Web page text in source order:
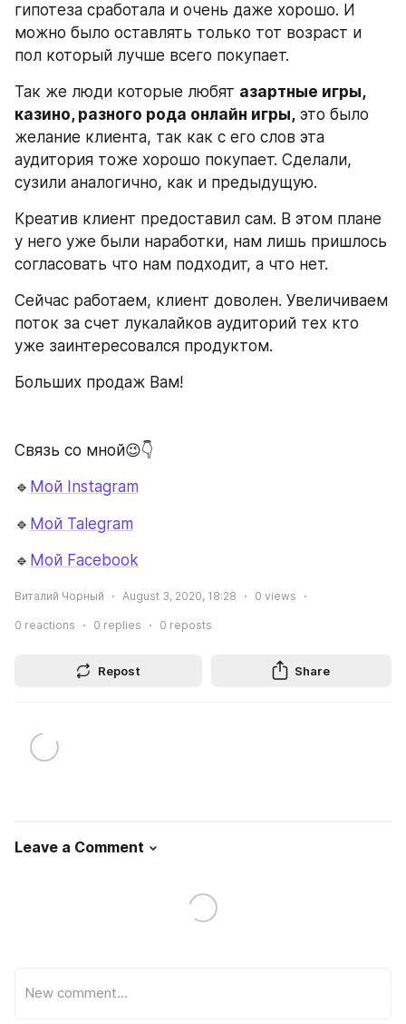
гипотеза сработала и очень даже хорошо. И
можно было оставлять только тот возраст и
пол который лучше всего покупает.
Так же люди которые любят азартные игры,
казино, разного рода онлайн игры, это было
желание клиента, так как с его слов эта
аудитория тоже хорошо покупает. Сделали,
сузили аналогично, как и предыдущую.
Креатив клиент предоставил сам. В этом плане
у него уже были наработки, нам лишь пришлось
согласовать что нам подходит, а что нет.
Сейчас работаем, клиент доволен. Увеличиваем
поток за счет лукалайков аудиторий тех кто
уже заинтересовался продуктом.
Больших продаж Вам!
Связь со мной😉👇
🔹 Мой Instagram
🔹 Мой Talegram
🔹 Мой Facebook
Виталий Чорный August 3, 2020, 18:28 0 views
0 reactions 0 replies 0 reposts
Repost Share
Leave a Comment